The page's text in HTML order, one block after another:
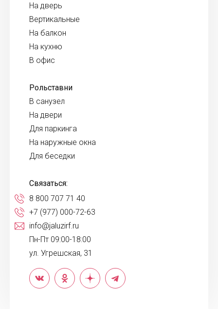
На дверь
Вертикальные
На балкон
На кухню
В офис
Рольставни
В санузел
На двери
Для паркинга
На наружные окна
Для беседки
Связаться:
8 800 707 71 40
+7 (977) 000-72-63
info@jaluzirf.ru
Пн-Пт 09:00-18:00
ул. Угрешская, 31